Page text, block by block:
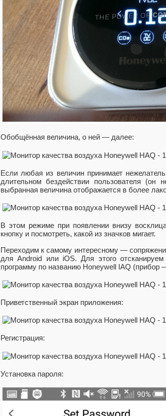
Обобщённая величина, о ней — далее:
Если любая из величин принимает
длительном бездействии пользователя
выбранная величина отображается в более
В этом режиме при появлении внизу
кнопку и посмотреть, какой из значков мигает.
Переходим к самому интересному —
для Android или iOS. Для этого
программу по названию Honeywell IAQ
Приветственный экран приложения:
Регистрация:
Установка пароля: